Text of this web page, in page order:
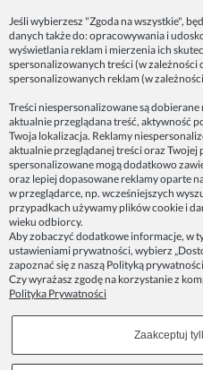
Dane firmy:
Spoko
ul. Skowronia
telefon:
e-mail:
konto do
92 1140
Punkt
Pracownia
ul.
budynku), 30-
Copyrights ©
Jeśli wybierzesz "Zgoda na wszystkie",
danych także do: opracowywania i
wyświetlania reklam i mierzenia ich
spersonalizowanych treści (w zależności
spersonalizowanych reklam (w
Treści niespersonalizowane są
aktualnie przeglądana treść, aktywność
Twoja lokalizacja. Reklamy
aktualnie przeglądanej treści oraz
spersonalizowane mogą dodatkowo
oraz lepiej dopasowane reklamy oparte
w przeglądarce, np. wcześniejszych
przypadkach używamy plików cookie i
wieku odbiorcy.
Aby zobaczyć dodatkowe informacje, w
ustawieniami prywatności, wybierz
zapoznać się z naszą Polityką prywatności
Czy wyrażasz zgodę na korzystanie z
Polityka Prywatności
Zaakceptuj